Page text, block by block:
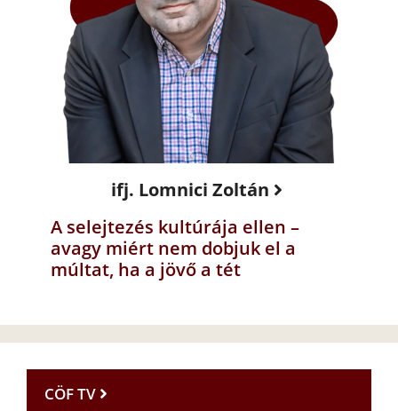
ifj. Lomnici Zoltán
A selejtezés kultúrája ellen –
avagy miért nem dobjuk el a
múltat, ha a jövő a tét
CÖF TV